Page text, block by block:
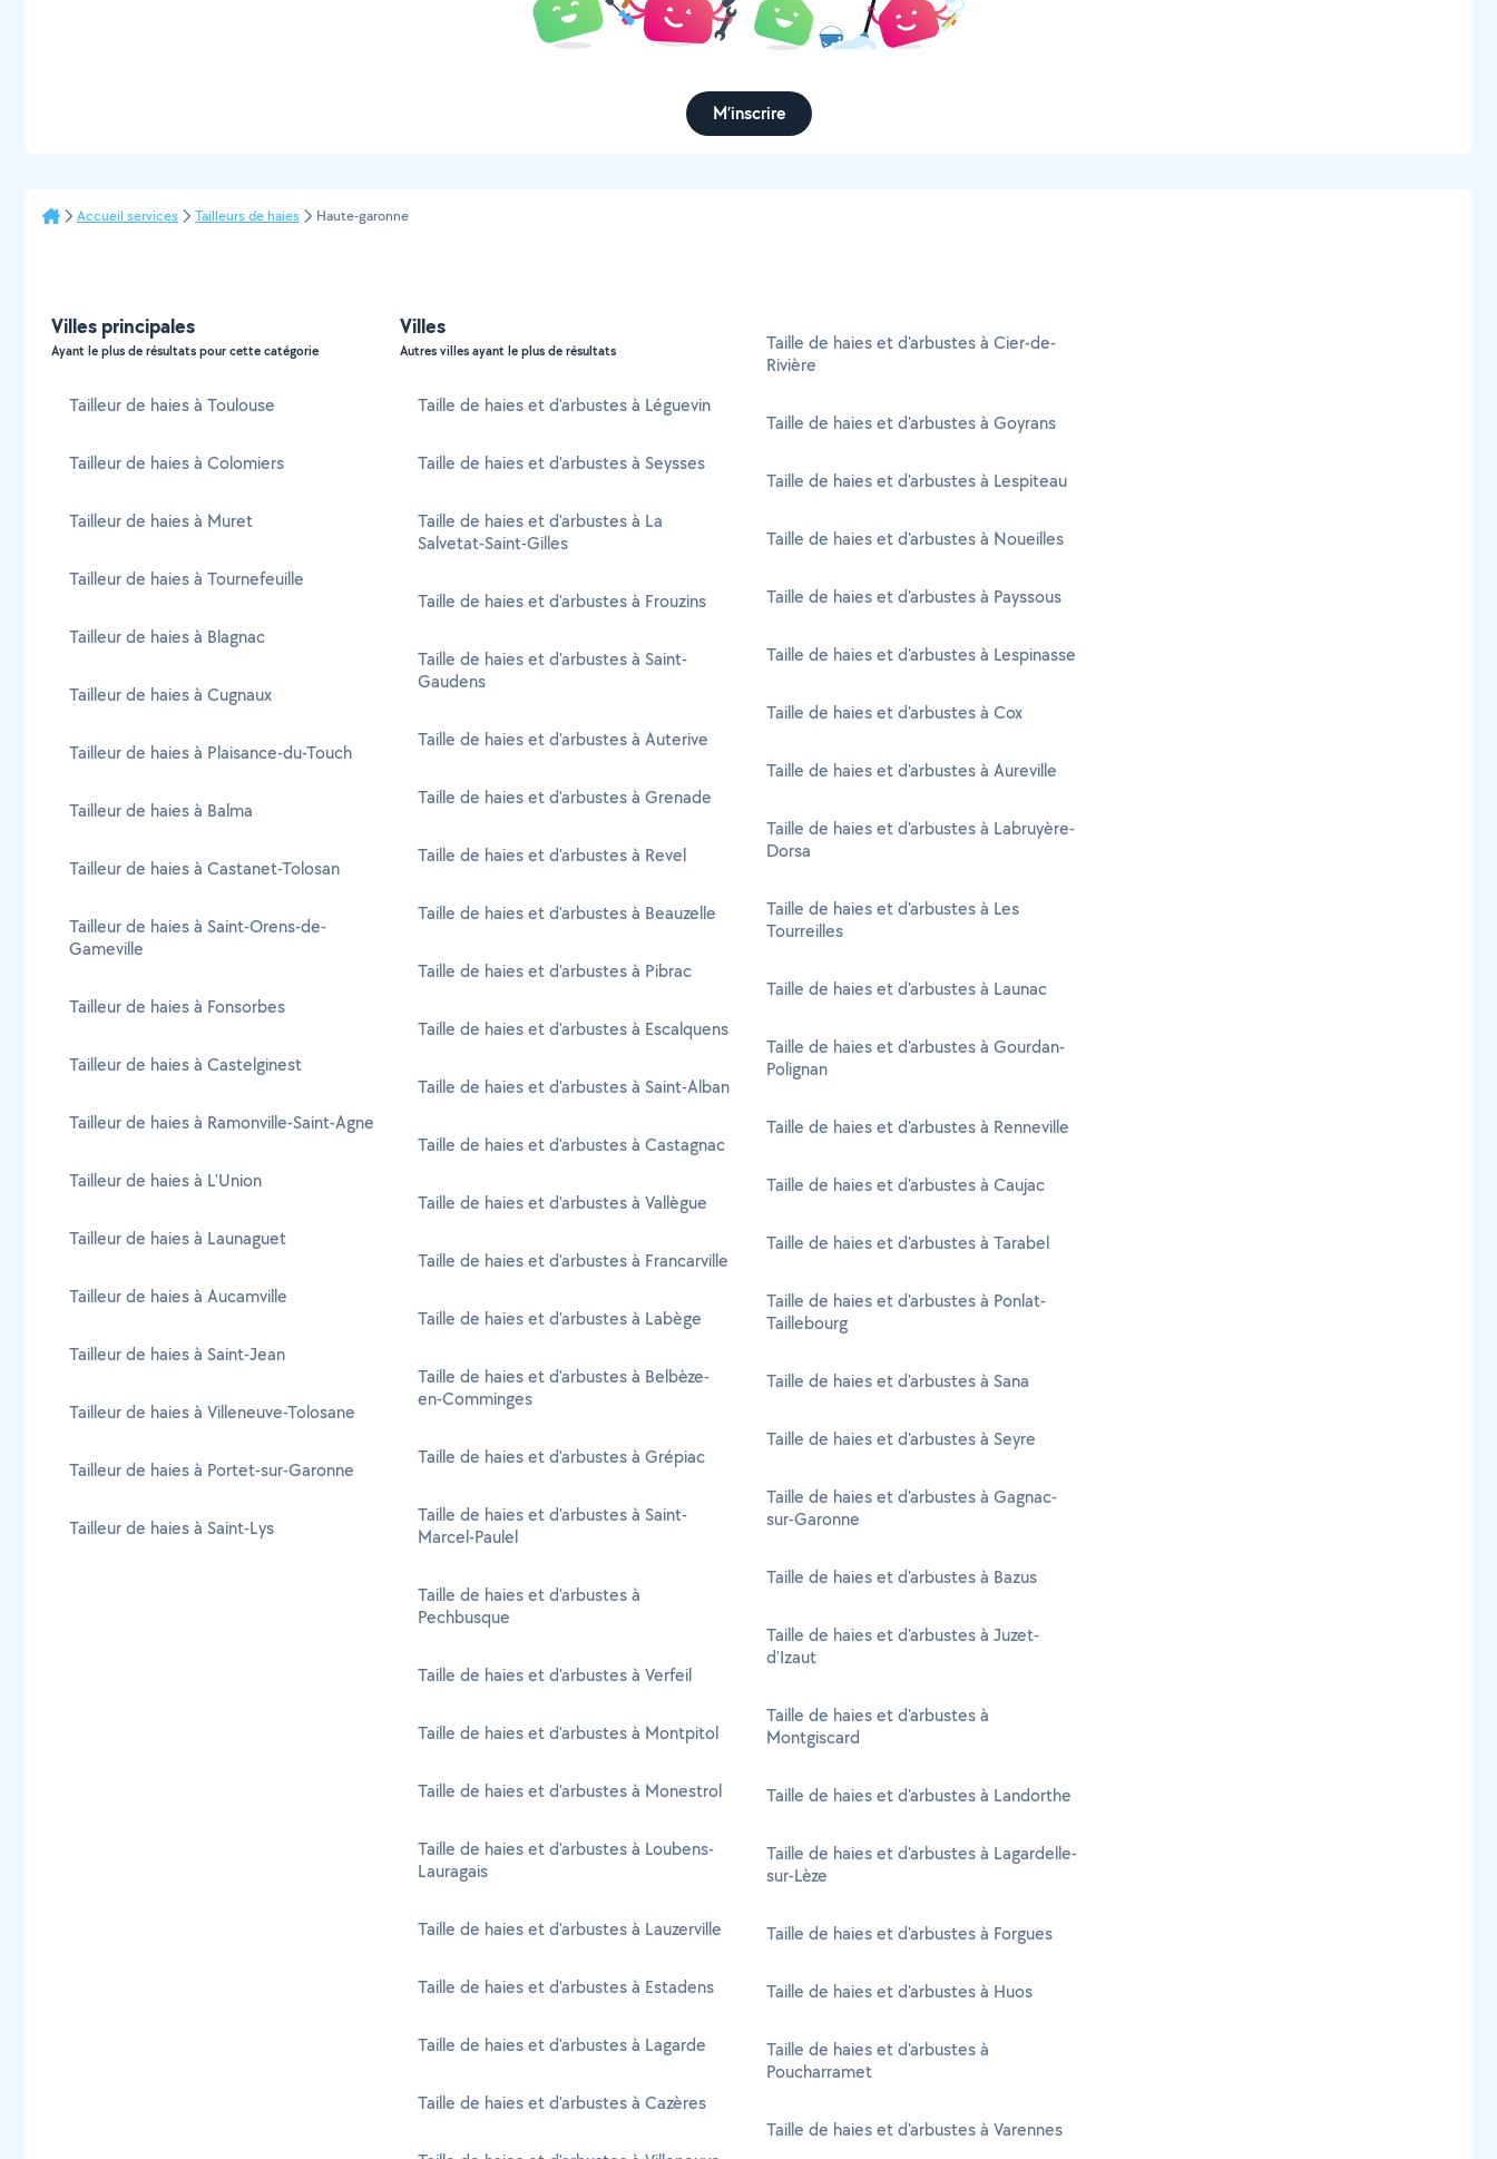
M’inscrire
Accueil services Tailleurs de haies Haute-garonne
Villes principales
Ayant le plus de résultats pour cette catégorie
Tailleur de haies à Toulouse
Tailleur de haies à Colomiers
Tailleur de haies à Muret
Tailleur de haies à Tournefeuille
Tailleur de haies à Blagnac
Tailleur de haies à Cugnaux
Tailleur de haies à Plaisance-du-Touch
Tailleur de haies à Balma
Tailleur de haies à Castanet-Tolosan
Tailleur de haies à Saint-Orens-de-
Gameville
Tailleur de haies à Fonsorbes
Tailleur de haies à Castelginest
Tailleur de haies à Ramonville-Saint-Agne
Tailleur de haies à L'Union
Tailleur de haies à Launaguet
Tailleur de haies à Aucamville
Tailleur de haies à Saint-Jean
Tailleur de haies à Villeneuve-Tolosane
Tailleur de haies à Portet-sur-Garonne
Tailleur de haies à Saint-Lys
Villes
Autres villes ayant le plus de résultats
Taille de haies et d'arbustes à Léguevin
Taille de haies et d'arbustes à Seysses
Taille de haies et d'arbustes à La
Salvetat-Saint-Gilles
Taille de haies et d'arbustes à Frouzins
Taille de haies et d'arbustes à Saint-
Gaudens
Taille de haies et d'arbustes à Auterive
Taille de haies et d'arbustes à Grenade
Taille de haies et d'arbustes à Revel
Taille de haies et d'arbustes à Beauzelle
Taille de haies et d'arbustes à Pibrac
Taille de haies et d'arbustes à Escalquens
Taille de haies et d'arbustes à Saint-Alban
Taille de haies et d'arbustes à Castagnac
Taille de haies et d'arbustes à Vallègue
Taille de haies et d'arbustes à Francarville
Taille de haies et d'arbustes à Labège
Taille de haies et d'arbustes à Belbèze-
en-Comminges
Taille de haies et d'arbustes à Grépiac
Taille de haies et d'arbustes à Saint-
Marcel-Paulel
Taille de haies et d'arbustes à
Pechbusque
Taille de haies et d'arbustes à Verfeil
Taille de haies et d'arbustes à Montpitol
Taille de haies et d'arbustes à Monestrol
Taille de haies et d'arbustes à Loubens-
Lauragais
Taille de haies et d'arbustes à Lauzerville
Taille de haies et d'arbustes à Estadens
Taille de haies et d'arbustes à Lagarde
Taille de haies et d'arbustes à Cazères
Taille de haies et d'arbustes à Cier-de-
Rivière
Taille de haies et d'arbustes à Goyrans
Taille de haies et d'arbustes à Lespiteau
Taille de haies et d'arbustes à Noueilles
Taille de haies et d'arbustes à Payssous
Taille de haies et d'arbustes à Lespinasse
Taille de haies et d'arbustes à Cox
Taille de haies et d'arbustes à Aureville
Taille de haies et d'arbustes à Labruyère-
Dorsa
Taille de haies et d'arbustes à Les
Tourreilles
Taille de haies et d'arbustes à Launac
Taille de haies et d'arbustes à Gourdan-
Polignan
Taille de haies et d'arbustes à Renneville
Taille de haies et d'arbustes à Caujac
Taille de haies et d'arbustes à Tarabel
Taille de haies et d'arbustes à Ponlat-
Taillebourg
Taille de haies et d'arbustes à Sana
Taille de haies et d'arbustes à Seyre
Taille de haies et d'arbustes à Gagnac-
sur-Garonne
Taille de haies et d'arbustes à Bazus
Taille de haies et d'arbustes à Juzet-
d'Izaut
Taille de haies et d'arbustes à
Montgiscard
Taille de haies et d'arbustes à Landorthe
Taille de haies et d'arbustes à Lagardelle-
sur-Lèze
Taille de haies et d'arbustes à Forgues
Taille de haies et d'arbustes à Huos
Taille de haies et d'arbustes à
Poucharramet
Taille de haies et d'arbustes à Varennes